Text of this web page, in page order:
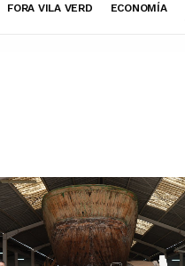
FORA VILA VERD ECONOMÍA